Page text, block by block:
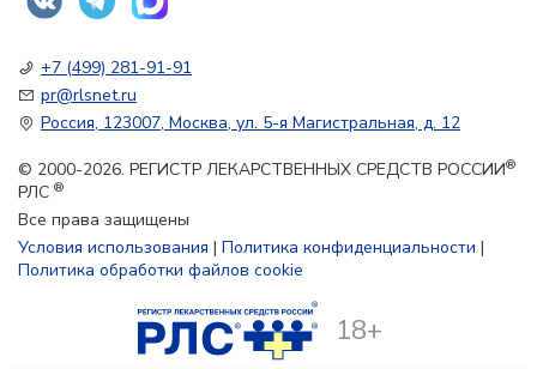
+7 (499) 281-91-91
pr@rlsnet.ru
Россия, 123007, Москва, ул. 5-я Магистральная, д. 12
© 2000-2026. РЕГИСТР ЛЕКАРСТВЕННЫХ СРЕДСТВ РОССИИ®
РЛС ®
Все права защищены
Условия использования | Политика конфиденциальности |
Политика обработки файлов cookie
18+